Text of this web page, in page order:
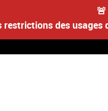
🚨
restrictions des usages